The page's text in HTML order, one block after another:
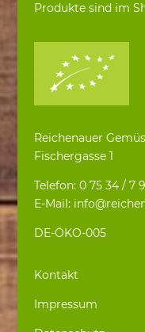
Produkte sind im
Reichenauer
Fischergasse 1
Telefon: 0 75 34 / 7
E-Mail:
DE-ÖKO-005
Kontakt
Impressum